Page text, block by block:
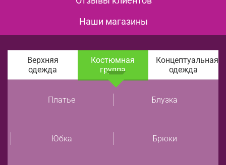
Наши магазины
Верхняя
одежда
Костюмная
группа
Концептуальная
одежда
Платье Блузка
Юбка Брюки